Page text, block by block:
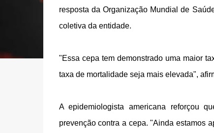
resposta da Organização Mundial de
coletiva da entidade.
"Essa cepa tem demonstrado uma maior
taxa de mortalidade seja mais elevada",
A epidemiologista americana reforçou
prevenção contra a cepa. "Ainda estamos